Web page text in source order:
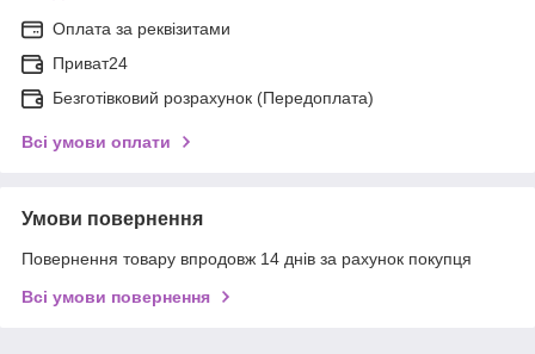
Оплата за реквізитами
Приват24
Безготівковий розрахунок (Передоплата)
Всі умови оплати
Умови повернення
Повернення товару впродовж 14 днів за рахунок покупця
Всі умови повернення